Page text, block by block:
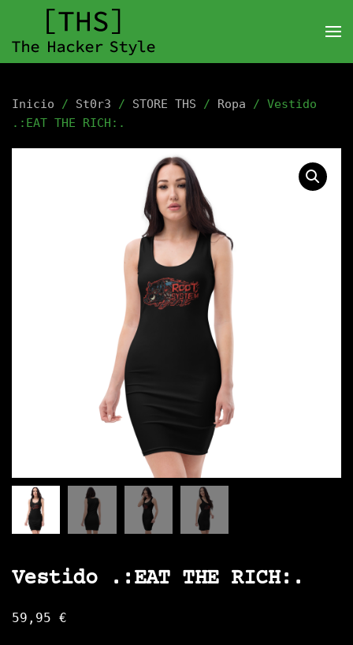
Inicio / St0r3 / STORE THS / Ropa / Vestido
.:EAT THE RICH:.
Vestido .:EAT THE RICH:.
59,95 €